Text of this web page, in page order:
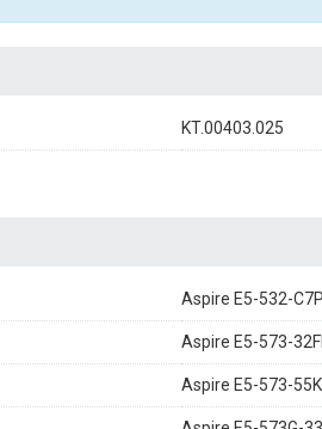
KT.00403.025
Aspire E5-532-
Aspire E5-573-
Aspire E5-573-